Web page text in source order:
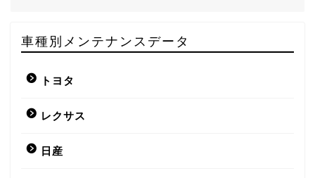
車種別メンテナンスデータ
トヨタ
レクサス
日産